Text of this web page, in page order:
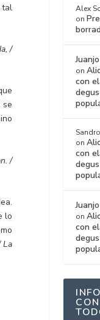
tal
/
se
/
lo
La
Alex
on
on
con
Sandro
on
con
on
con